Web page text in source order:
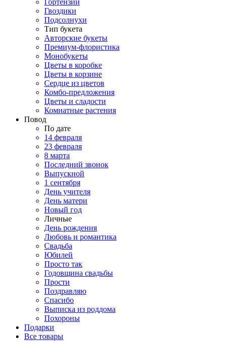
Гортензии
Гвоздики
Подсолнухи
Тип букета
Авторские букеты
Премиум-флористика
Монобукеты
Цветы в коробке
Цветы в корзине
Сердце из цветов
Комбо-предложения
Цветы и сладости
Комнатные растения
Повод
По дате
14 февраля
23 февраля
8 марта
Последний звонок
Выпускной
1 сентября
День учителя
День матери
Новый год
Личные
День рождения
Любовь и романтика
Свадьба
Юбилей
Просто так
Годовщина свадьбы
Прости
Поздравляю
Спасибо
Выписка из роддома
Похороны
Подарки
Все товары